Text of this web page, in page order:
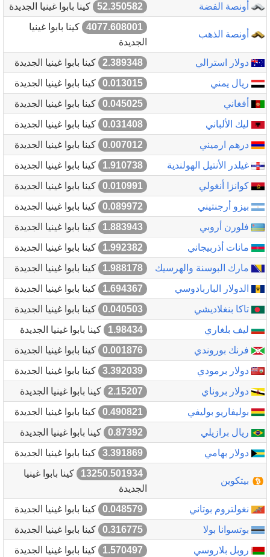
أونصة الفضة
52.350582 كينا بابوا غينيا الجديدة
أونصة الذهب
4077.608001
كينا بابوا غينيا
الجديدة
دولار استرالي
2.389348
كينا بابوا غينيا الجديدة
ريال يمني
0.013015
كينا بابوا غينيا الجديدة
أفغاني
0.045025
كينا بابوا غينيا الجديدة
ليك الألباني
0.031408
كينا بابوا غينيا الجديدة
درهم ارميني
0.007012
كينا بابوا غينيا الجديدة
غيلدر الأنتيل الهولندية
1.910738
كينا بابوا غينيا الجديدة
كوانزا أنغولي
0.010991
كينا بابوا غينيا الجديدة
بيزو أرجنتيني
0.089972
كينا بابوا غينيا الجديدة
فلورن أروبي
1.883943
كينا بابوا غينيا الجديدة
مانات أذربيجاني
1.992382
كينا بابوا غينيا الجديدة
مارك البوسنة والهرسيك
1.988178
كينا بابوا غينيا الجديدة
الدولار الباربادوسي
1.694367
كينا بابوا غينيا الجديدة
تاكا بنغلاديشي
0.040503
كينا بابوا غينيا الجديدة
ليف بلغاري
1.98434
كينا بابوا غينيا الجديدة
فرنك بوروندي
0.001876
كينا بابوا غينيا الجديدة
دولار برمودي
3.392039
كينا بابوا غينيا الجديدة
دولار بروناي
2.15207
كينا بابوا غينيا الجديدة
بوليفاريو بوليفي
0.490821
كينا بابوا غينيا الجديدة
ريال برازيلي
0.87392
كينا بابوا غينيا الجديدة
دولار بهامي
3.391869 كينا بابوا غينيا الجديدة
بيتكوين
13250.501934
كينا بابوا غينيا
الجديدة
نغولتروم بوتاني
0.048579
كينا بابوا غينيا الجديدة
بوتسوانا بولا
0.316775
كينا بابوا غينيا الجديدة
روبل بلاروسي
1.570497
كينا بابوا غينيا الجديدة